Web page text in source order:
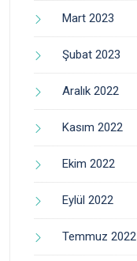
Mart 2023
Şubat 2023
Aralık 2022
Kasım 2022
Ekim 2022
Eylül 2022
Temmuz 2022